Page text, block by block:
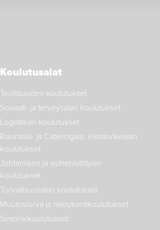
Koulutusalat
Teollisuuden koulutukset
Sosiaali- ja terveysalan koulutukset
Logistiikan koulutukset
Ravintola- ja Cateringala, elintarvikealan
koulutukset
Johtamisen ja esihenkilötyön
koulutukset
Turvallisuusalan koulutukset
Muutosturva ja rekrytointikoulutukset
Sesonkikoulutukset